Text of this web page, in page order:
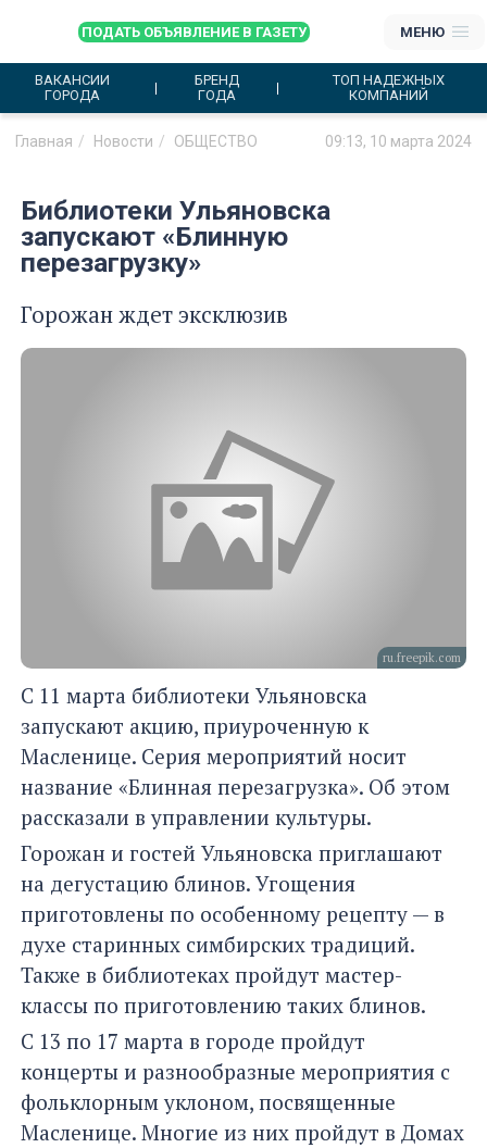
ПОДАТЬ ОБЪЯВЛЕНИЕ В ГАЗЕТУ МЕНЮ
ВАКАНСИИ
ГОРОДА
БРЕНД
ГОДА
ТОП НАДЕЖНЫХ
КОМПАНИЙ
Главная Новости ОБЩЕСТВО 09:13, 10 марта 2024
Библиотеки Ульяновска
запускают «Блинную
перезагрузку»
Горожан ждет эксклюзив
ru.freepik.com
С 11 марта библиотеки Ульяновска
запускают акцию, приуроченную к
Масленице. Серия мероприятий носит
название «Блинная перезагрузка». Об этом
рассказали в управлении культуры.
Горожан и гостей Ульяновска приглашают
на дегустацию блинов. Угощения
приготовлены по особенному рецепту — в
духе старинных симбирских традиций.
Также в библиотеках пройдут мастер-
классы по приготовлению таких блинов.
С 13 по 17 марта в городе пройдут
концерты и разнообразные мероприятия с
фольклорным уклоном, посвященные
Масленице. Многие из них пройдут в Домах